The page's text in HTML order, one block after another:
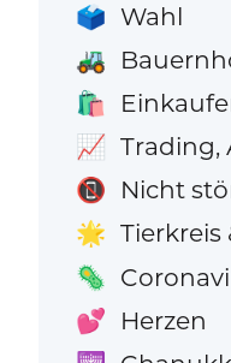
🗳️ Wahl
🚜
🛍️
📈 Trading,
📵 Nicht
🌟 Tierkreis
🦠
💕 Herzen